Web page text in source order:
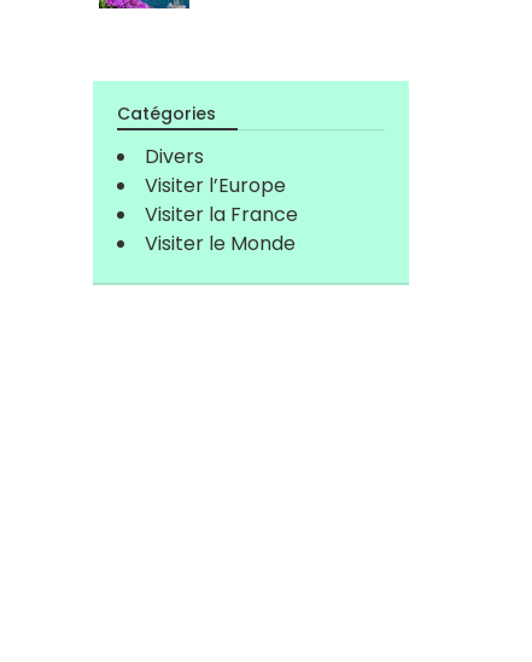
Catégories
Divers
Visiter l’Europe
Visiter la France
Visiter le Monde